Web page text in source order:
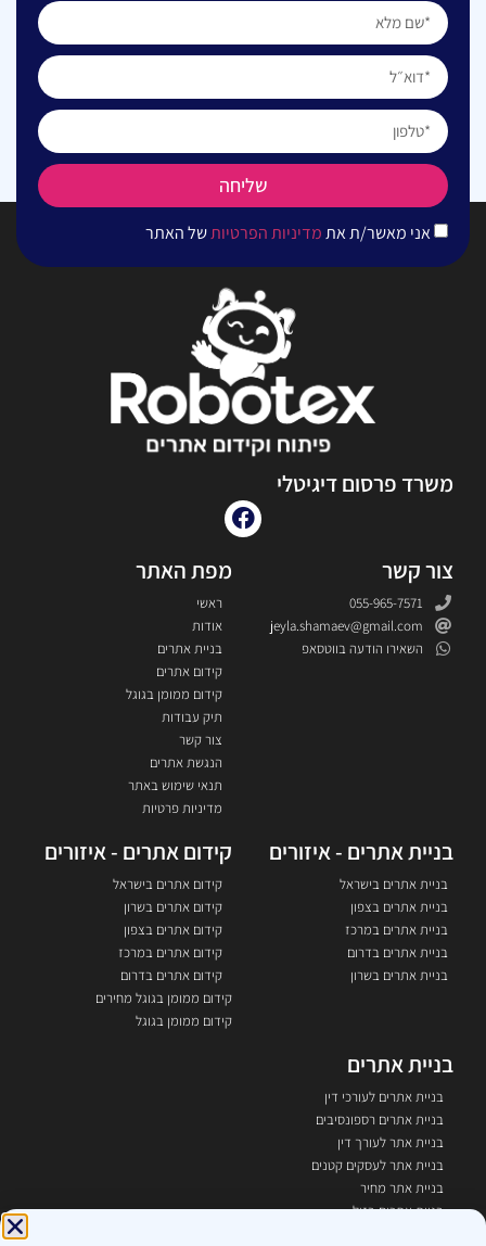
אני מאשר/ת אתמדיניות הפרטיותשל האתר
שליחה
משרד פרסום דיגיטלי
צור קשר
055-965-7571
jeyla.shamaev@gmail.com
השאירו הודעה בווטסאפ
מפת האתר
ראשי
אודות
בניית אתרים
קידום אתרים
קידום ממומן בגוגל
תיק עבודות
צור קשר
הנגשת אתרים
תנאי שימוש באתר
מדיניות פרטיות
בניית אתרים - איזורים
בניית אתרים בישראל
בניית אתרים בצפון
בניית אתרים במרכז
בניית אתרים בדרום
בניית אתרים בשרון
קידום אתרים - איזורים
קידום אתרים בישראל
קידום אתרים בשרון
קידום אתרים בצפון
קידום אתרים במרכז
קידום אתרים בדרום
קידום ממומן בגוגל מחירים
קידום ממומן בגוגל
בניית אתרים
בניית אתרים לעורכי דין
בניית אתרים רספונסיבים
בניית אתר לעורך דין
בניית אתר לעסקים קטנים
בניית אתר מחיר
בניית אתרים בזול